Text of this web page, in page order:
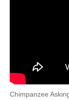
マーケ×ITの今
Chimpanzee